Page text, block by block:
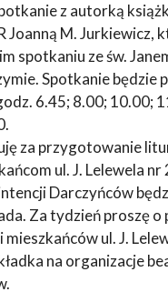
z autorką
Joanną M. Jurkiewicz,
spotkaniu ze św.
Spotkanie będzie
6.45; 8.00; 10.00;
za przygotowanie
ul. J. Lelewela nr
Darczyńców
Za tydzień proszę
ul. J.
na organizacje